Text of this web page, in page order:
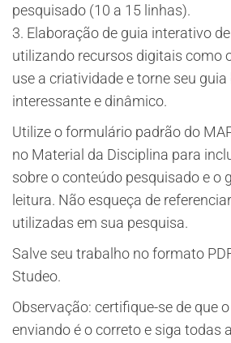
pesquisado (10 a 15 linhas).
3. Elaboração de guia interativo
utilizando recursos digitais como
use a criatividade e torne seu
interessante e dinâmico.
Utilize o formulário padrão do
no Material da Disciplina para
sobre o conteúdo pesquisado e o
leitura. Não esqueça de
utilizadas em sua pesquisa.
Salve seu trabalho no formato
Studeo.
Observação: certifique-se de que
enviando é o correto e siga todas